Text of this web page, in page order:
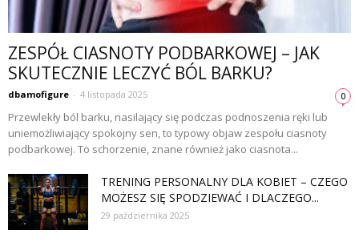
ZESPÓŁ CIASNOTY PODBARKOWEJ – JAK
SKUTECZNIE LECZYĆ BÓL BARKU?
dbamofigure - 4 listopada 2025 0
Przewlekły ból barku, nasilający się podczas podnoszenia ręki lub
uniemożliwiający spokojny sen, to typowy objaw zespołu ciasnoty
podbarkowej. To schorzenie, znane również jako ciasnota...
TRENING PERSONALNY DLA KOBIET – CZEGO
MOŻESZ SIĘ SPODZIEWAĆ I DLACZEGO...
29 października 2025